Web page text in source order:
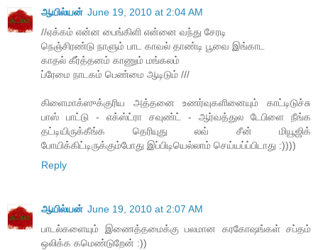
ஆயில்யன் June 19, 2010 at 2:04 AM
//ஏக்கம் என்ன பைங்கிளி என்னை வந்து சேரடி
நெஞ்சிரண்டு நாளும் பாட காவல் தாண்டி பூவை இங்காட
காதல் கீர்த்தனம் காணும் மங்கலம்
ப்ரேமை நாடகம் பெண்மை ஆடிடும் ///
கிளைமாக்ஸுக்குரிய அத்தனை உணர்வுகளினையும் காட்டிடுச்சு
பாஸ் பாட்டு - எக்ஸ்ட்ரா சவுண்ட் - ஆர்வத்துல டேபிளை நீங்க
தட்டியிருக்கீங்க தெரியுது லவ் சீன் மியூஜிக்
போயிக்கிட்டிருக்கும்போது இப்பிடியெல்லாம் செய்யப்ப்பிடாது :))))
Reply
ஆயில்யன் June 19, 2010 at 2:07 AM
பாடல்களையும் இணைத்தமைக்கு பலமான கரகோஷங்கள் சப்தம்
ஒலிக்க கமெண்டுறேன் :))